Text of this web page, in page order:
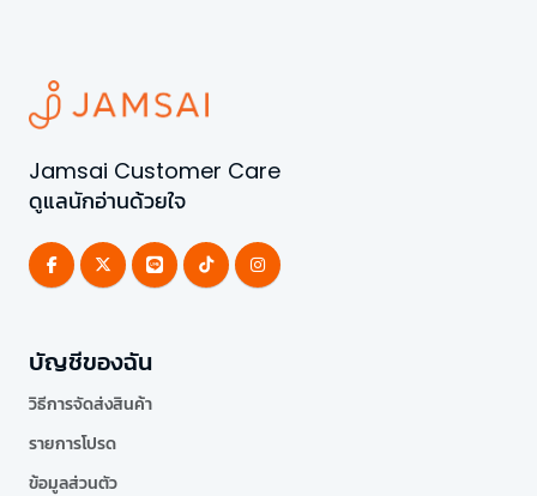
Jamsai Customer Care
ดูแลนักอ่านด้วยใจ
บัญชีของฉัน
วิธีการจัดส่งสินค้า
รายการโปรด
ข้อมูลส่วนตัว